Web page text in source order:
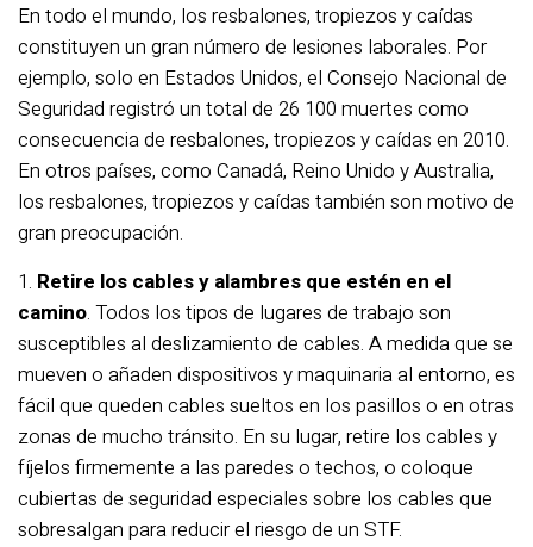
En todo el mundo, los resbalones, tropiezos y caídas
constituyen un gran número de lesiones laborales. Por
ejemplo, solo en Estados Unidos, el Consejo Nacional de
Seguridad registró un total de 26 100 muertes como
consecuencia de resbalones, tropiezos y caídas en 2010.
En otros países, como Canadá, Reino Unido y Australia,
los resbalones, tropiezos y caídas también son motivo de
gran preocupación.
1. Retire los cables y alambres que estén en el
camino. Todos los tipos de lugares de trabajo son
susceptibles al deslizamiento de cables. A medida que se
mueven o añaden dispositivos y maquinaria al entorno, es
fácil que queden cables sueltos en los pasillos o en otras
zonas de mucho tránsito. En su lugar, retire los cables y
fíjelos firmemente a las paredes o techos, o coloque
cubiertas de seguridad especiales sobre los cables que
sobresalgan para reducir el riesgo de un STF.